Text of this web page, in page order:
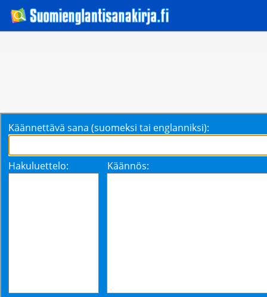
Käännettävä sana (suomeksi tai englanniksi):
Hakuluettelo: Käännös: